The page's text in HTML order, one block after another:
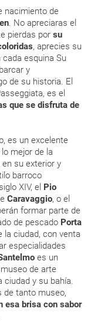
nacimiento de
. No apreciaras el
pierdas por su
, aprecies su
esquina Su
y
de su historia. El
es el
que se disfruta de
es un excelente
mejor de la
su exterior y
barroco
XIV, el Pio
Caravaggio, o el
formar parte de
de pescado Porta
ciudad, con venta
especialidades
es un
de arte
ciudad y su bahía.
de tanto museo,
esa brisa con sabor